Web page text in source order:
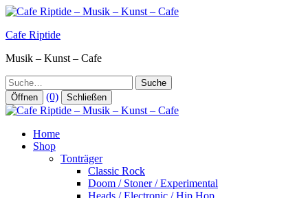
Zum
springen
Cafe Riptide
Musik – Kunst – Cafe
Suche
Öffnen (0) Schließen
Home
Shop
Tonträger
Classic Rock
Doom / Stoner / Experimental
Heads / Electronic / Hip Hop